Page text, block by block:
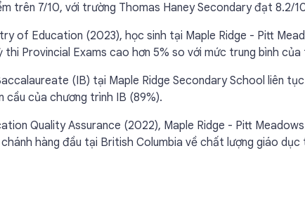
trên 7/10, với trường Thomas Haney Secondary đạt 8.2/
of Education (2023), học sinh tại Maple Ridge - Pitt
Provincial Exams cao hơn 5% so với mức trung bình của
(IB) tại Maple Ridge Secondary School liên
cầu của chương trình IB (89%).
Quality Assurance (2022), Maple Ridge - Pitt
hàng đầu tại British Columbia về chất lượng giáo dục